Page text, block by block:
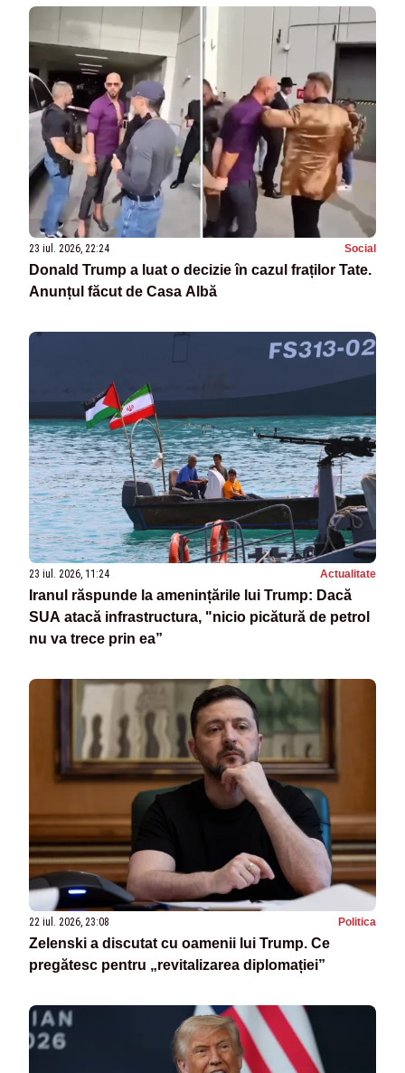
23 iul. 2026, 22:24 Social
Donald Trump a luat o decizie în cazul fraților Tate.
Anunțul făcut de Casa Albă
23 iul. 2026, 11:24 Actualitate
Iranul răspunde la amenințările lui Trump: Dacă
SUA atacă infrastructura, "nicio picătură de petrol
nu va trece prin ea”
22 iul. 2026, 23:08 Politica
Zelenski a discutat cu oamenii lui Trump. Ce
pregătesc pentru „revitalizarea diplomației”